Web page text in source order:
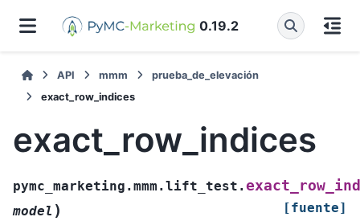
0.19.2
API mmm
prueba_de_elevación
exact_row_indices
exact_row_indices
pymc_marketing.mmm.lift_test.
model ) [fuente]